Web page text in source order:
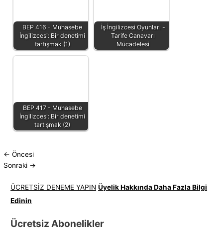
BEP 416 - Muhasebe
İngilizcesi: Bir denetimi
tartışmak (1)
İş İngilizcesi Oyunları -
Tarife Canavarı
Mücadelesi
BEP 417 - Muhasebe
İngilizcesi: Bir denetimi
tartışmak (2)
← Öncesi
Sonraki →
ÜCRETSİZ DENEME YAPIN Üyelik Hakkında Daha Fazla Bilgi
Edinin
Ücretsiz Abonelikler